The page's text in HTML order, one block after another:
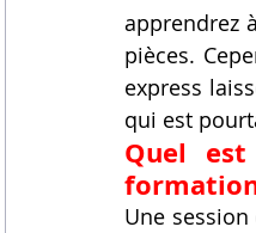
apprendrez
pièces.
express
qui est
Quel
formation
Une